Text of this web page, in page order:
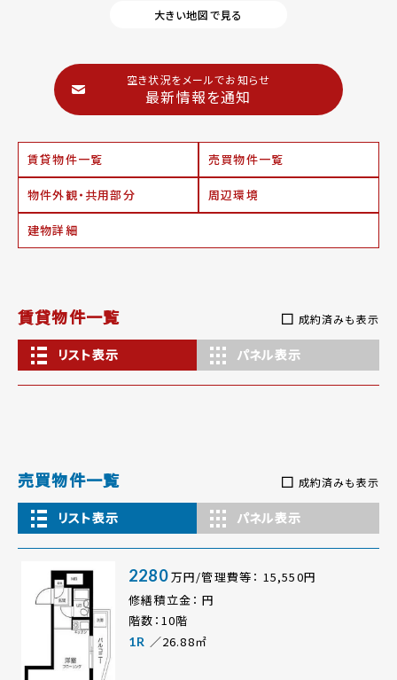
大きい地図で見る
空き状況をメールでお知らせ
最新情報を通知
賃貸物件一覧 売買物件一覧
物件外観・共用部分 周辺環境
建物詳細
賃貸物件一覧 成約済みも表示
リスト表示 パネル表示
売買物件一覧 成約済みも表示
リスト表示 パネル表示
2280万円/管理費等： 15,550円
修繕積立金： 円
階数：10階
1R ／26.88㎡